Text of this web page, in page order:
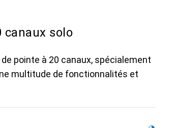
canaux solo
pointe à 20 canaux, spécialement
multitude de fonctionnalités et